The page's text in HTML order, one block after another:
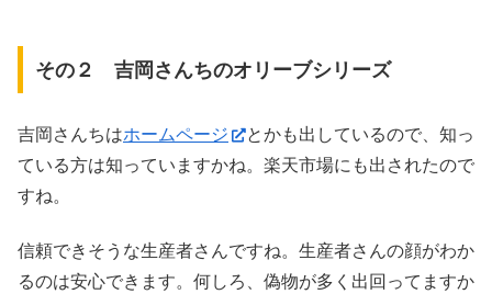
その２ 吉岡さんちのオリーブシリーズ
吉岡さんちはホームページ
とかも出しているので、知っ
ている方は知っていますかね。楽天市場にも出されたので
すね。
信頼できそうな生産者さんですね。生産者さんの顔がわか
るのは安心できます。何しろ、偽物が多く出回ってますか